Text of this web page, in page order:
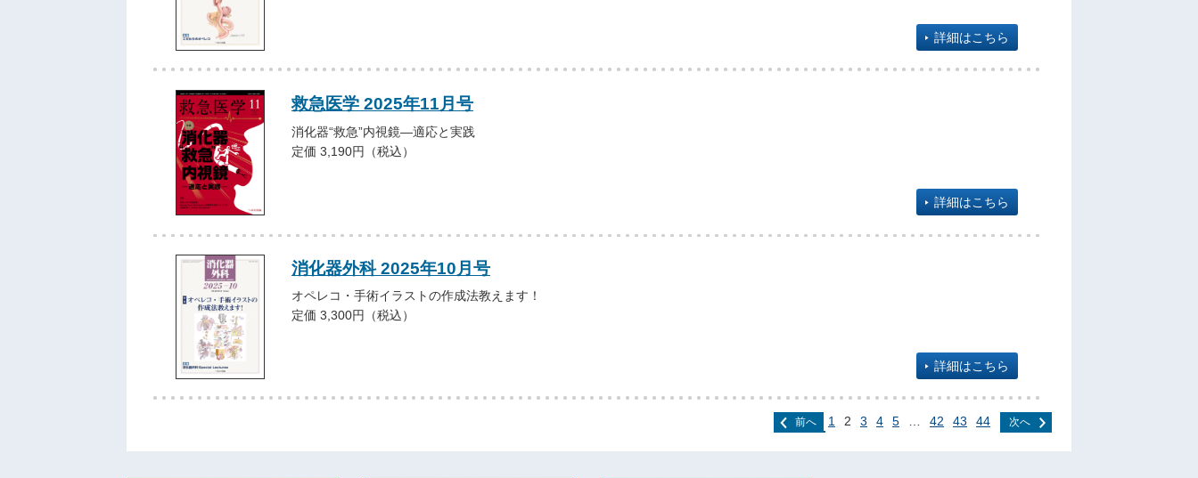
詳細はこちら
救急医学 2025年11月号
消化器“救急”内視鏡―適応と実践
定価 3,190円（税込）
詳細はこちら
消化器外科 2025年10月号
オペレコ・手術イラストの作成法教えます！
定価 3,300円（税込）
詳細はこちら
前へ 1 2 3 4 5 42 43 44 次へ